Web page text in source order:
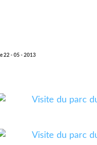
22 - 05 - 2013